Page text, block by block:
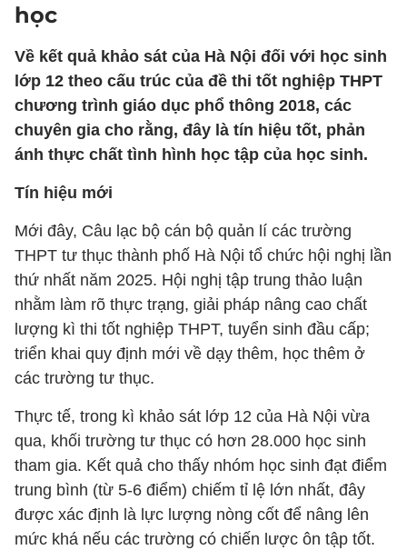
học
Về kết quả khảo sát của Hà Nội đối với học sinh
lớp 12 theo cấu trúc của đề thi tốt nghiệp THPT
chương trình giáo dục phổ thông 2018, các
chuyên gia cho rằng, đây là tín hiệu tốt, phản
ánh thực chất tình hình học tập của học sinh.
Tín hiệu mới
Mới đây, Câu lạc bộ cán bộ quản lí các trường
THPT tư thục thành phố Hà Nội tổ chức hội nghị lần
thứ nhất năm 2025. Hội nghị tập trung thảo luận
nhằm làm rõ thực trạng, giải pháp nâng cao chất
lượng kì thi tốt nghiệp THPT, tuyển sinh đầu cấp;
triển khai quy định mới về dạy thêm, học thêm ở
các trường tư thục.
Thực tế, trong kì khảo sát lớp 12 của Hà Nội vừa
qua, khối trường tư thục có hơn 28.000 học sinh
tham gia. Kết quả cho thấy nhóm học sinh đạt điểm
trung bình (từ 5-6 điểm) chiếm tỉ lệ lớn nhất, đây
được xác định là lực lượng nòng cốt để nâng lên
mức khá nếu các trường có chiến lược ôn tập tốt.